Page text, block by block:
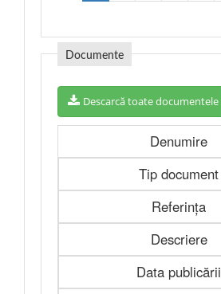
Documente
Descarcă toate documentele
Denumire
Tip document
Referința
Descriere
Data publicării